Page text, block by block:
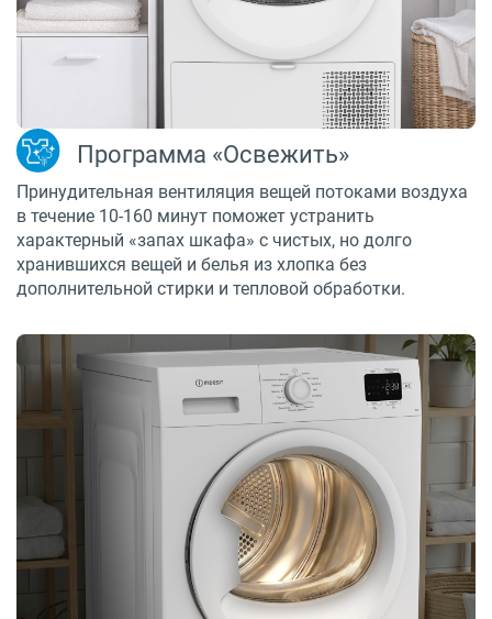
Программа «Освежить»
Принудительная вентиляция вещей потоками воздуха
в течение 10-160 минут поможет устранить
характерный «запах шкафа» с чистых, но долго
хранившихся вещей и белья из хлопка без
дополнительной стирки и тепловой обработки.